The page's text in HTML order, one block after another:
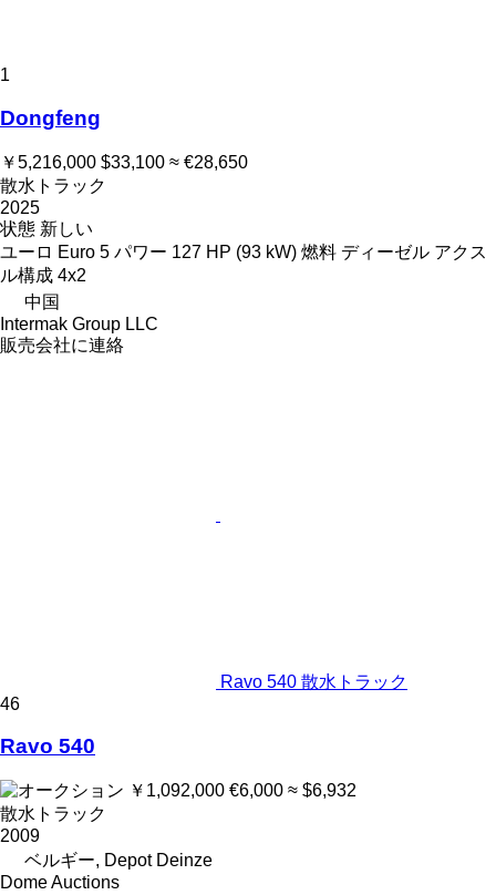
1
Dongfeng
￥5,216,000 $33,100 ≈ €28,650
散水トラック
2025
状態 新しい
ユーロ Euro 5 パワー 127 HP (93 kW) 燃料 ディーゼル アクス
ル構成 4x2
中国
Intermak Group LLC
販売会社に連絡
Ravo 540 散水トラック
46
Ravo 540
￥1,092,000 €6,000 ≈ $6,932
散水トラック
2009
ベルギー, Depot Deinze
Dome Auctions